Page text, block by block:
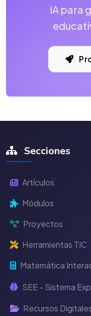
IA para
Secciones
Artículos
Módulos
Proyectos
Herramientas TIC
Matemática
SEE - Sistema
Recursos